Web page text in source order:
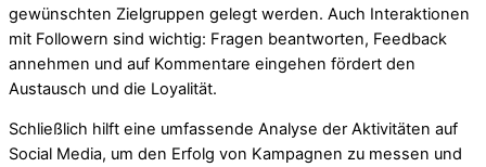
gewünschten Zielgruppen gelegt werden. Auch Interaktionen
mit Followern sind wichtig: Fragen beantworten, Feedback
annehmen und auf Kommentare eingehen fördert den
Austausch und die Loyalität.
Schließlich hilft eine umfassende Analyse der Aktivitäten auf
Social Media, um den Erfolg von Kampagnen zu messen und